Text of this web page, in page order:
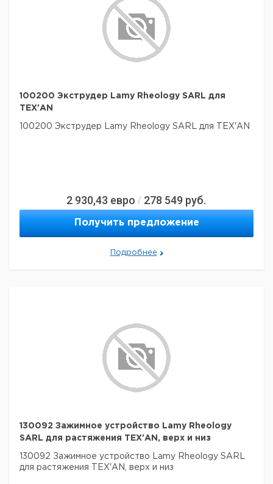
100200 Экструдер Lamy Rheology SARL для
TEX'AN
100200 Экструдер Lamy Rheology SARL для TEX'AN
2 930,43 евро / 278 549 руб.
Получить предложение
Подробнее
130092 Зажимное устройство Lamy Rheology
SARL для растяжения TEX'AN, верх и низ
130092 Зажимное устройство Lamy Rheology SARL
для растяжения TEX'AN, верх и низ